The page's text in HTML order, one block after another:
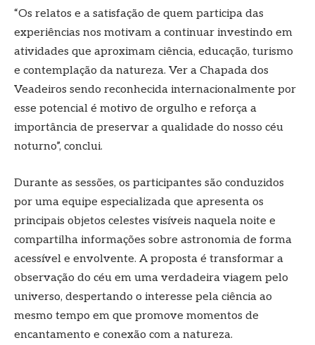
“Os relatos e a satisfação de quem participa das
experiências nos motivam a continuar investindo em
atividades que aproximam ciência, educação, turismo
e contemplação da natureza. Ver a Chapada dos
Veadeiros sendo reconhecida internacionalmente por
esse potencial é motivo de orgulho e reforça a
importância de preservar a qualidade do nosso céu
noturno”, conclui.
Durante as sessões, os participantes são conduzidos
por uma equipe especializada que apresenta os
principais objetos celestes visíveis naquela noite e
compartilha informações sobre astronomia de forma
acessível e envolvente. A proposta é transformar a
observação do céu em uma verdadeira viagem pelo
universo, despertando o interesse pela ciência ao
mesmo tempo em que promove momentos de
encantamento e conexão com a natureza.